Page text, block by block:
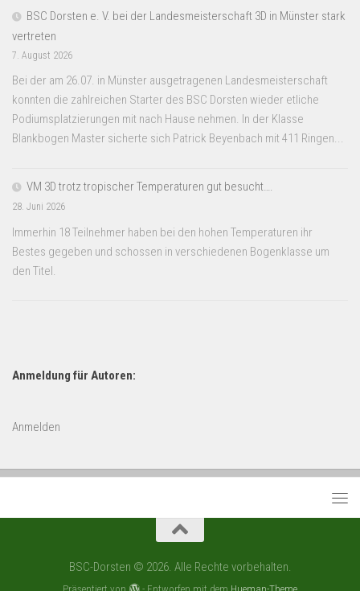
BSC Dorsten e. V. bei der Landesmeisterschaft 3D in Münster stark
vertreten
7. August 2026
Bei der am 26.07. in Münster ausgetragenen Landesmeisterschaft
konnten die zahlreichen Starter des BSC Dorsten wieder etliche
Podiumsplatzierungen mit nach Hause nehmen. In der Klasse
Blankbogen Master sicherte sich Patrick Beyenbach mit 411 Ringen...
VM 3D trotz tropischer Temperaturen gut besucht….
28. Juni 2026
Immerhin 18 Teilnehmer haben bei den hohen Temperaturen ihr
Bestes gegeben und schossen in verschiedenen Bogenklasse um
den Titel.
Anmeldung für Autoren:
Anmelden
BSC-Dorsten © 2026. Alle Rechte vorbehalten.